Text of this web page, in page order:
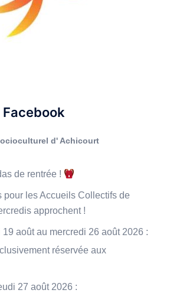
d' Achicourt
de rentrée !
pour les Accueils Collectifs de
approchent !
19 août au mercredi 26 août 2026 :
réservée aux
27 août 2026 :